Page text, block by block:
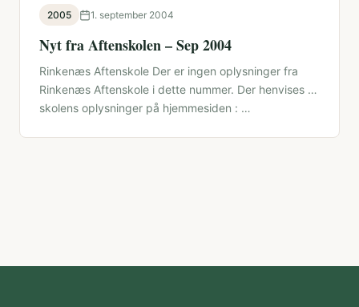
2005 1. september 2004
Nyt fra Aftenskolen – Sep 2004
Rinkenæs Aftenskole Der er ingen oplysninger fra
Rinkenæs Aftenskole i dette nummer. Der henvises til
skolens oplysninger på hjemmesiden : …